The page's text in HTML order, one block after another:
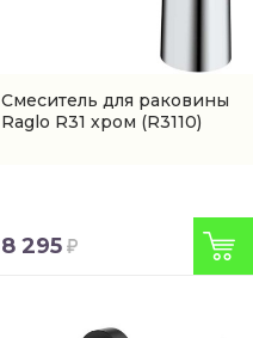
Смеситель для раковины
Raglo R31 хром (R3110)
8 295